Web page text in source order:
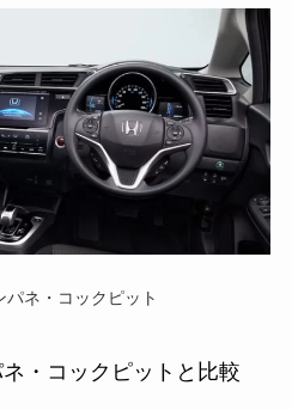
パネ・コックピット
・コックピットと比較